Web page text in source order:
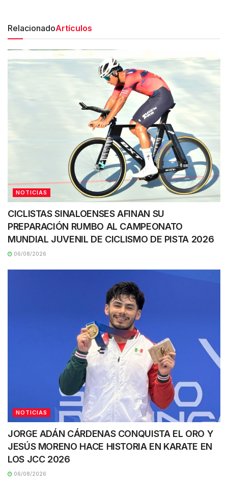
RelacionadoArtículos
NOTICIAS
CICLISTAS SINALOENSES AFINAN SU
PREPARACIÓN RUMBO AL CAMPEONATO
MUNDIAL JUVENIL DE CICLISMO DE PISTA 2026
06/08/2026
NOTICIAS
JORGE ADÁN CÁRDENAS CONQUISTA EL ORO Y
JESÚS MORENO HACE HISTORIA EN KARATE EN
LOS JCC 2026
06/08/2026